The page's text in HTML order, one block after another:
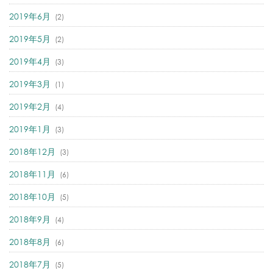
2019年6月 (2)
2019年5月 (2)
2019年4月 (3)
2019年3月 (1)
2019年2月 (4)
2019年1月 (3)
2018年12月 (3)
2018年11月 (6)
2018年10月 (5)
2018年9月 (4)
2018年8月 (6)
2018年7月 (5)